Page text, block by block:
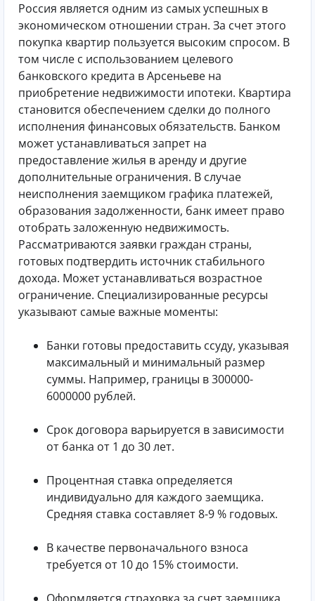
Россия является одним из самых успешных в
экономическом отношении стран. За счет этого
покупка квартир пользуется высоким спросом. В
том числе с использованием целевого
банковского кредита в Арсеньеве на
приобретение недвижимости ипотеки. Квартира
становится обеспечением сделки до полного
исполнения финансовых обязательств. Банком
может устанавливаться запрет на
предоставление жилья в аренду и другие
дополнительные ограничения. В случае
неисполнения заемщиком графика платежей,
образования задолженности, банк имеет право
отобрать заложенную недвижимость.
Рассматриваются заявки граждан страны,
готовых подтвердить источник стабильного
дохода. Может устанавливаться возрастное
ограничение. Специализированные ресурсы
указывают самые важные моменты:
Банки готовы предоставить ссуду, указывая
максимальный и минимальный размер
суммы. Например, границы в 300000-
6000000 рублей.
Срок договора варьируется в зависимости
от банка от 1 до 30 лет.
Процентная ставка определяется
индивидуально для каждого заемщика.
Средняя ставка составляет 8-9 % годовых.
В качестве первоначального взноса
требуется от 10 до 15% стоимости.